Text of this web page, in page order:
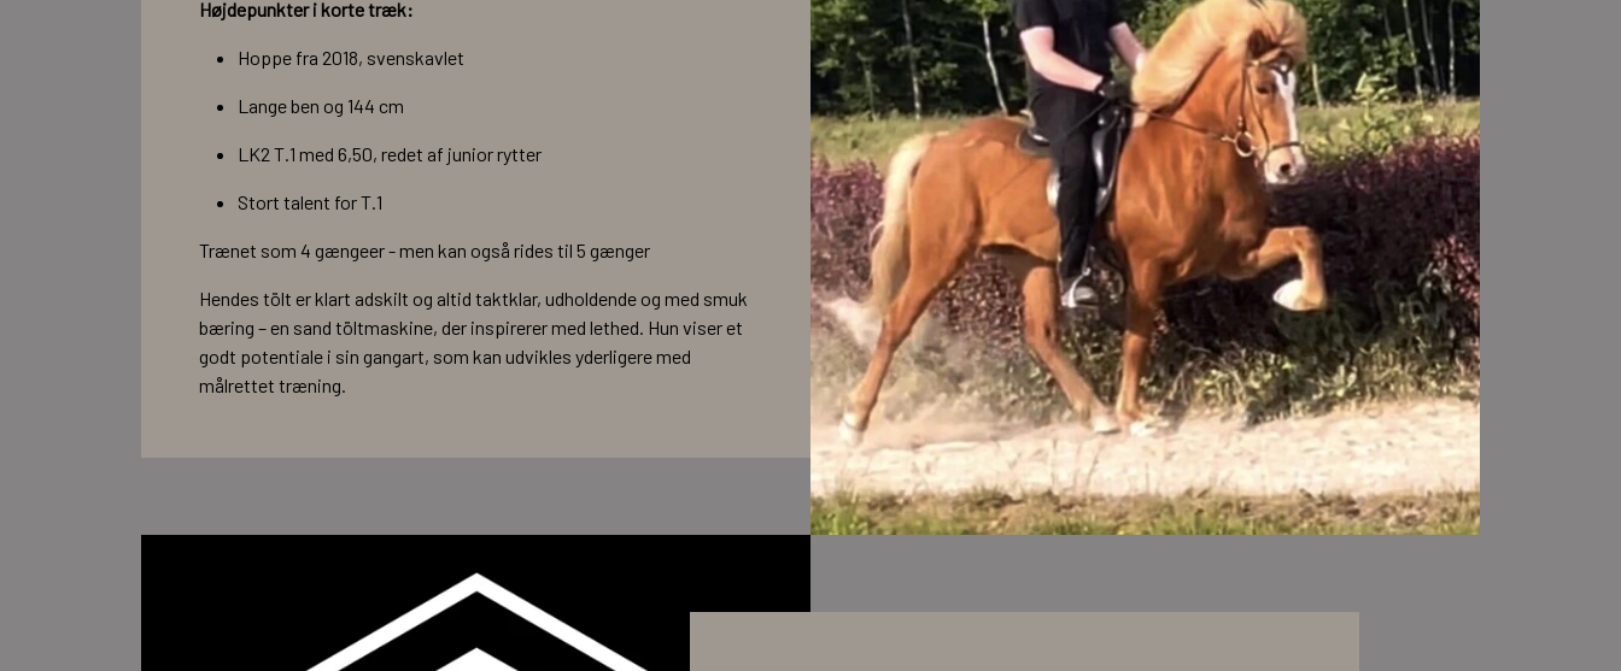
Højdepunkter i korte træk:
Hoppe fra 2018, svenskavlet
Lange ben og 144 cm
LK2 T.1 med 6,50, redet af junior rytter
Stort talent for T.1
Trænet som 4 gængeer - men kan også rides til 5 gænger
Hendes tölt er klart adskilt og altid taktklar, udholdende og med smuk
bæring – en sand töltmaskine, der inspirerer med lethed. Hun viser et
godt potentiale i sin gangart, som kan udvikles yderligere med
målrettet træning.